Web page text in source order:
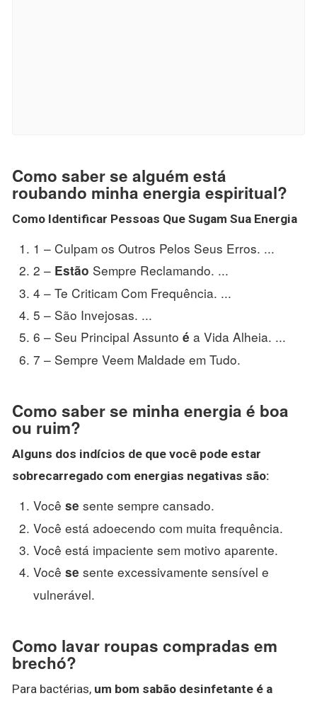
Como saber se alguém está
roubando minha energia espiritual?
Como Identificar Pessoas Que Sugam Sua Energia
1 – Culpam os Outros Pelos Seus Erros. ...
2 – Estão Sempre Reclamando. ...
4 – Te Criticam Com Frequência. ...
5 – São Invejosas. ...
6 – Seu Principal Assunto é a Vida Alheia. ...
7 – Sempre Veem Maldade em Tudo.
Como saber se minha energia é boa
ou ruim?
Alguns dos indícios de que você pode estar
sobrecarregado com energias negativas são:
Você se sente sempre cansado.
Você está adoecendo com muita frequência.
Você está impaciente sem motivo aparente.
Você se sente excessivamente sensível e
vulnerável.
Como lavar roupas compradas em
brechó?
Para bactérias, um bom sabão desinfetante é a